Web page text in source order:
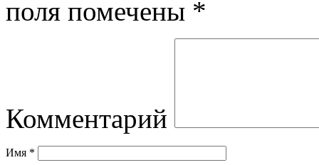
поля помечены *
Комментарий
Имя *